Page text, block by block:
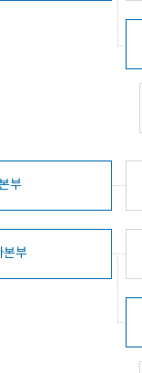
부
본부